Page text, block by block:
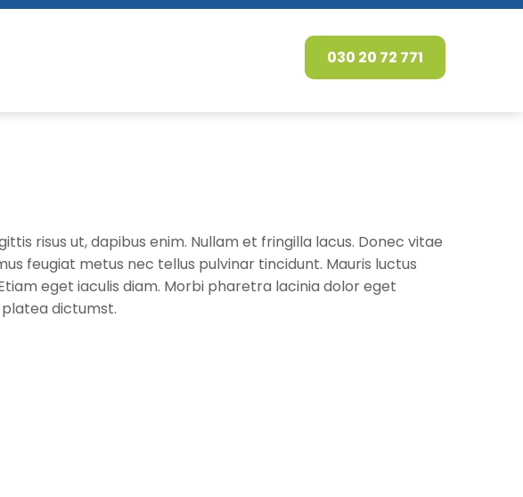
030 20 72 771
risus ut, dapibus enim. Nullam et fringilla lacus. Donec vitae
feugiat metus nec tellus pulvinar tincidunt. Mauris luctus
eget iaculis diam. Morbi pharetra lacinia dolor eget
dictumst.